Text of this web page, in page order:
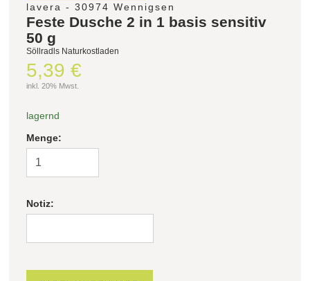
lavera - 30974 Wennigsen
Feste Dusche 2 in 1 basis sensitiv
50 g
Söllradls Naturkostladen
5,39 €
inkl. 20% Mwst.
lagernd
Menge:
Notiz: